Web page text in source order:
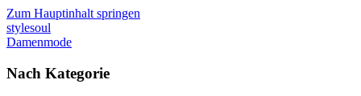
Zum Hauptinhalt springen
stylesoul
Damenmode
Nach Kategorie